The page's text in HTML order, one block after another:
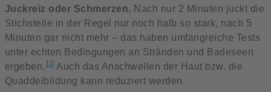
Juckreiz oder Schmerzen. Nach nur 2 Minuten juckt die
Stichstelle in der Regel nur noch halb so stark, nach 5
Minuten gar nicht mehr – das haben umfangreiche Tests
unter echten Bedingungen an Stränden und Badeseen
ergeben.10Auch das Anschwellen der Haut bzw. die
Quaddelbildung kann reduziert werden.